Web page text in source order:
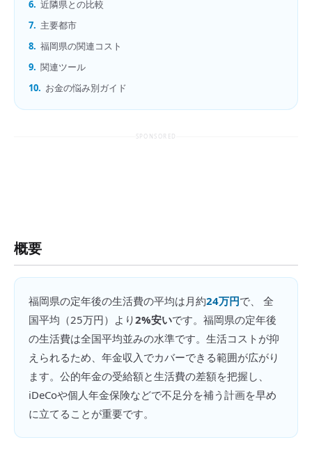
6. 近隣県との比較
7. 主要都市
8. 福岡県の関連コスト
9. 関連ツール
10. お金の悩み別ガイド
SPONSORED
概要
福岡県の定年後の生活費の平均は月約24万円で、 全
国平均（25万円）より2%安いです。 福岡県の定年後
の生活費は全国平均並みの水準です。生活コストが抑
えられるため、年金収入でカバーできる範囲が広がり
ます。公的年金の受給額と生活費の差額を把握し、
iDeCoや個人年金保険などで不足分を補う計画を早め
に立てることが重要です。